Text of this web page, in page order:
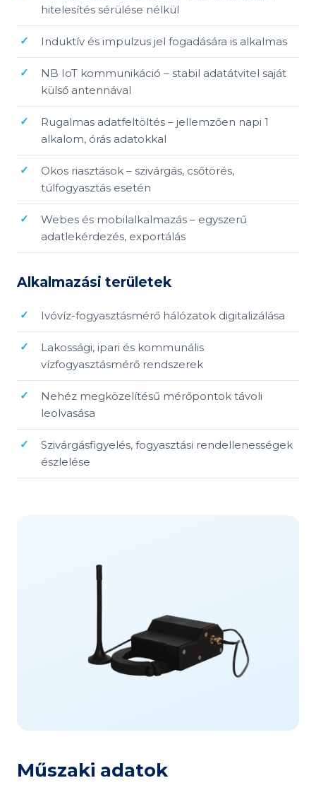
hitelesítés sérülése nélkül
Induktív és impulzus jel fogadására is alkalmas
NB IoT kommunikáció – stabil adatátvitel saját
külső antennával
Rugalmas adatfeltöltés – jellemzően napi 1
alkalom, órás adatokkal
Okos riasztások – szivárgás, csőtörés,
túlfogyasztás esetén
Webes és mobilalkalmazás – egyszerű
adatlekérdezés, exportálás
Alkalmazási területek
Ivóvíz-fogyasztásmérő hálózatok digitalizálása
Lakossági, ipari és kommunális
vízfogyasztásmérő rendszerek
Nehéz megközelítésű mérőpontok távoli
leolvasása
Szivárgásfigyelés, fogyasztási rendellenességek
észlelése
Műszaki adatok